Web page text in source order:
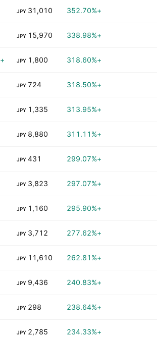
+352.70%
31,010
JPY
+338.98%
15,970
JPY
+318.60%
1,800
JPY
+11.52%
+318.50%
724
JPY
+313.95%
1,335
JPY
+311.11%
8,880
JPY
+299.07%
431
JPY
+297.07%
3,823
JPY
+295.90%
1,160
JPY
+277.62%
3,712
JPY
+262.81%
11,610
JPY
+240.83%
9,436
JPY
+238.64%
298
JPY
+234.33%
2,785
JPY